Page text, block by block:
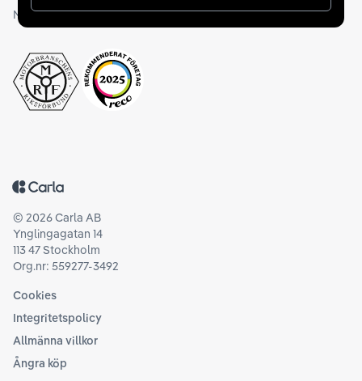
Medlemskap och utmärkelser
Tillbaka till startsidan
© 2026Carla AB
Ynglingagatan 14
113 47 Stockholm
Org.nr: 559277-3492
Cookies
Integritetspolicy
Allmänna villkor
Ångra köp